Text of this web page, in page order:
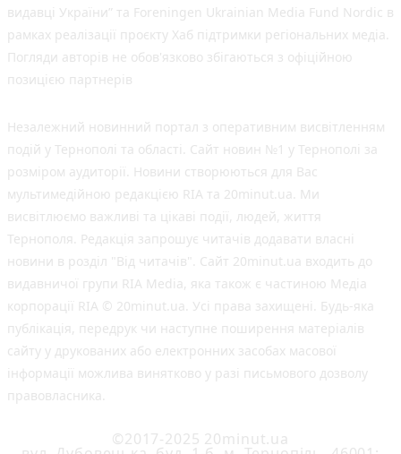
видавці України” та Foreningen Ukrainian Media Fund Nordic в
рамках реалізації проєкту Хаб підтримки регіональних медіа.
Погляди авторів не обов'язково збігаються з офіційною
позицією партнерів
Незалежний новинний портал з оперативним висвітленням
подій у Тернополі та області. Сайт новин №1 у Тернополі за
розміром аудиторії. Новини створюються для Вас
мультимедійною редакцією RIA та 20minut.ua. Ми
висвітлюємо важливі та цікаві події, людей, життя
Тернополя. Редакція запрошує читачів додавати власні
новини в розділ "Від читачів". Сайт 20minut.ua входить до
видавничої групи RIA Media, яка також є частиною Медіа
корпорації RIA © 20minut.ua. Усі права захищені. Будь-яка
публiкацiя, передрук чи наступне поширення матеріалів
сайту у друкованих або електронних засобах масової
інформації можлива винятково у разі письмового дозволу
правовласника.
©2017-2025 20minut.ua